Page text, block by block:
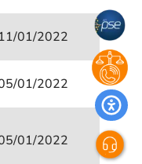
11/01/2022
01/2022
01/2022